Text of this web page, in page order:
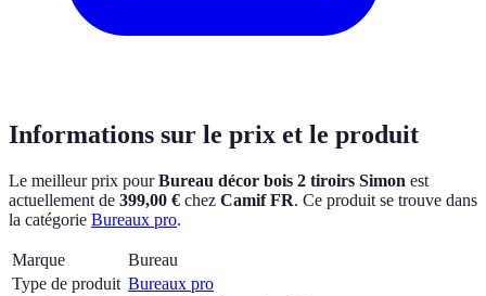
Informations sur le prix et le produit
Le meilleur prix pourBureau décor bois 2 tiroirs Simon est
actuellement de 399,00 € chez Camif FR. Ce produit se trouve dans
la catégorie Bureaux pro.
Marque
Bureau
Type de produit Bureaux pro